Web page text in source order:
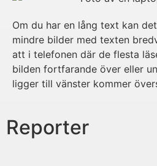
Om du har en lång text kan
mindre bilder med texten
att i telefonen där de flesta
bilden fortfarande över eller
ligger till vänster kommer
Reporter